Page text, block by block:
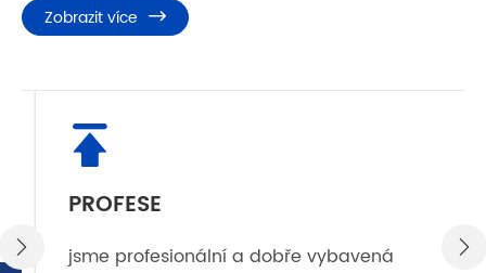
Zobrazit více 

PROFESE
jsme profesionální a dobře vybavená
 